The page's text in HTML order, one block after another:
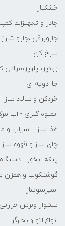
خشکبار
چادر و تجهیزات
جاروبرقی ،جارو
سرخ کن
زودپز، پلوپز،مولتی
جا ادویه ای
خردکن و سالاد ساز
ابمیوه گیری - اب
غذا ساز - اسیاب و
چای ساز و قهوه ساز
پنکه- بخور -
گوشتکوب و همزن
اسپرسوساز
سشوار وبرس
انواع اتو و بخارگر